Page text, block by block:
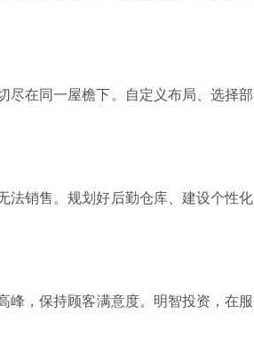
在同一屋檐下。自定义布局、选择部
销售。规划好后勤仓库、建设个性化
峰，保持顾客满意度。明智投资，在服